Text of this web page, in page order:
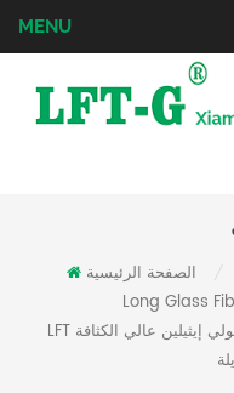
MENU
الصفحة الرئيسية
Long Glass
LFT البولي إيثيلين عالي الكثافة HDPE عالي الأداء مع تعزيزات الألياف